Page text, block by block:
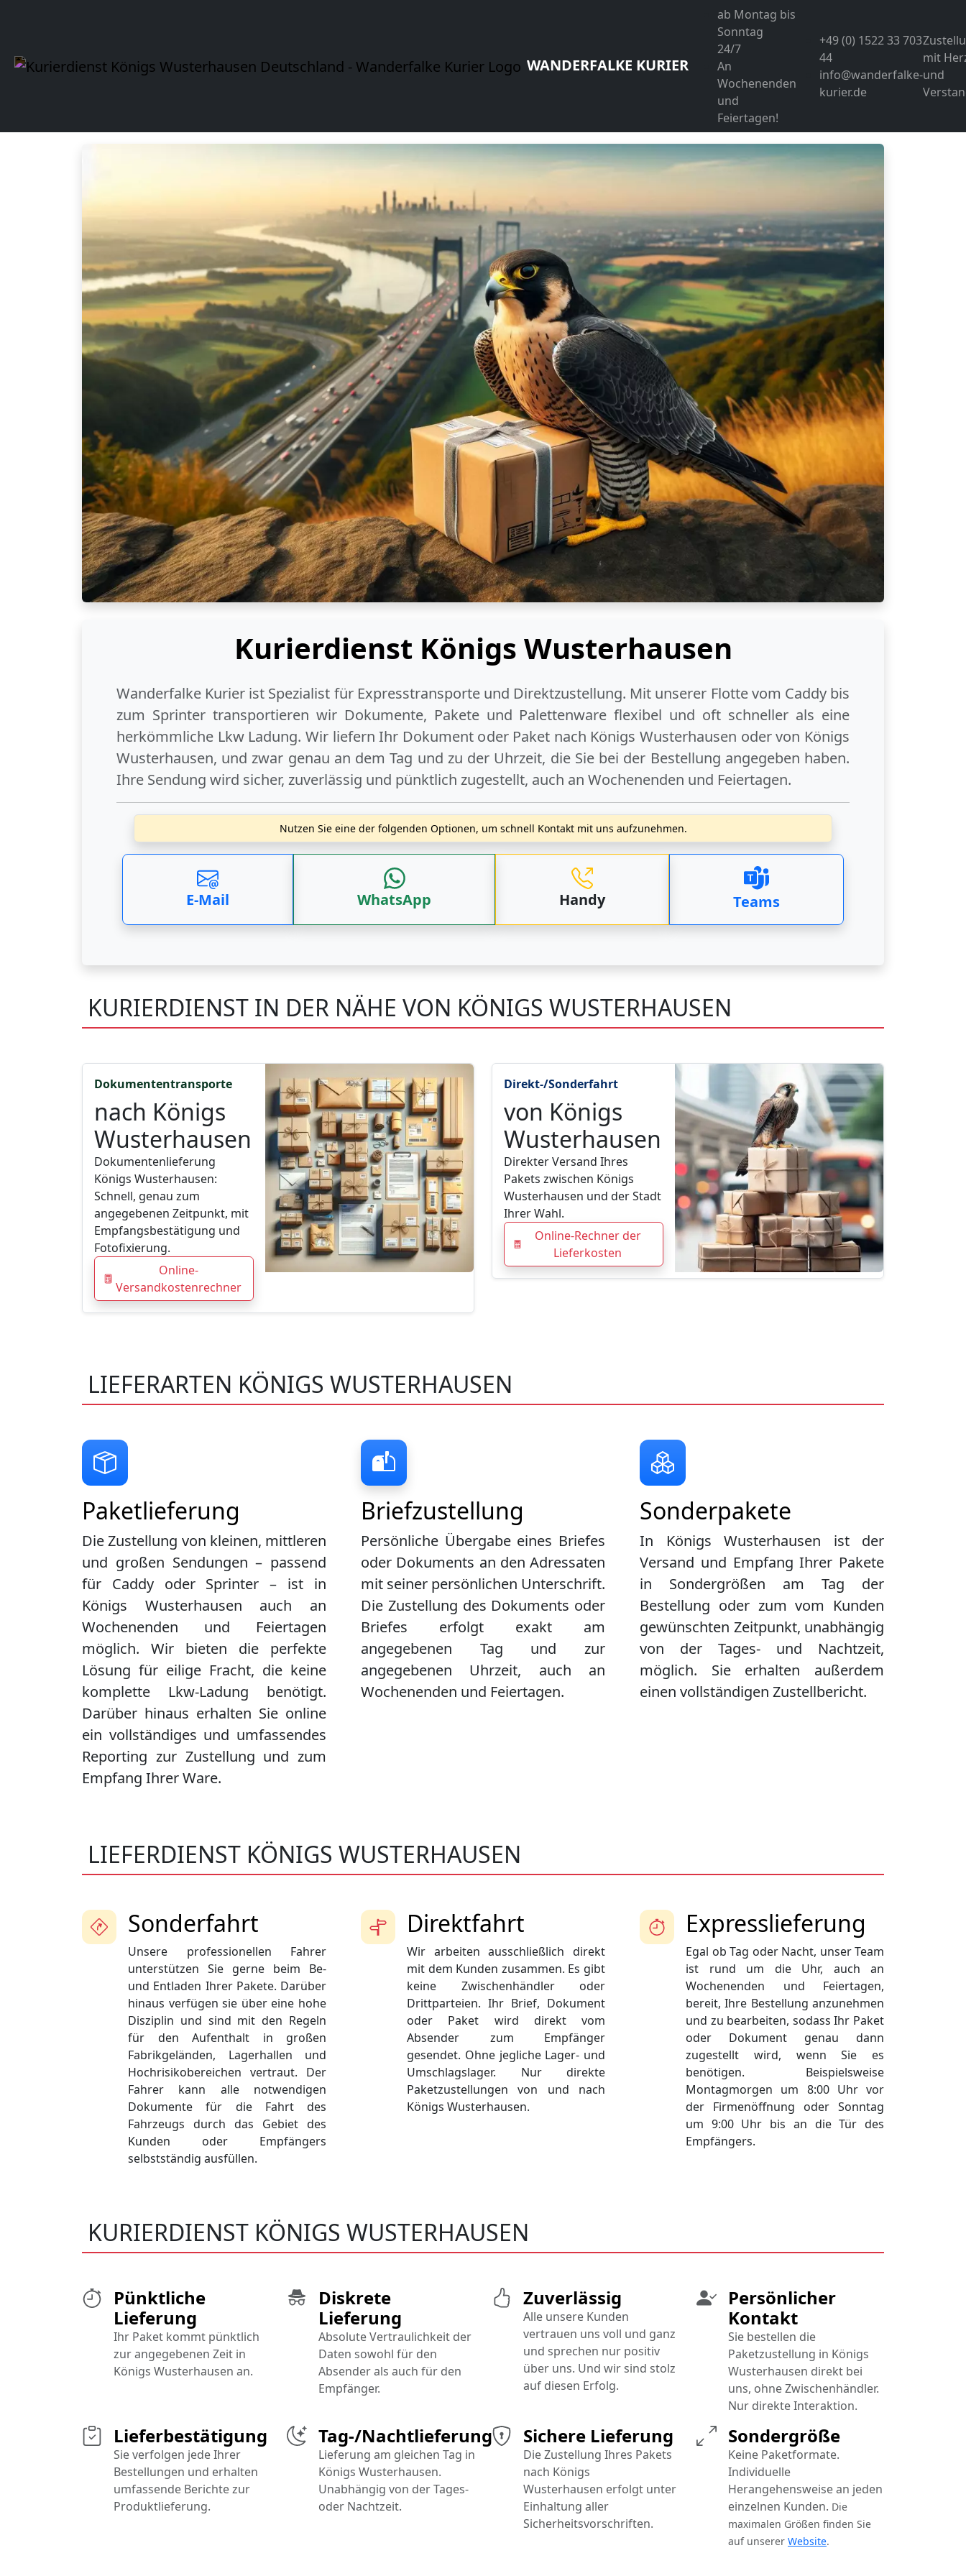
WANDERFALKE KURIER
ab Montag bis
Sonntag
24/7
An
Wochenenden
und
Feiertagen!
+49 (0) 1522 33 703
44
info@wanderfalke-
kurier.de
mit
und
Kurierdienst Königs Wusterhausen
Wanderfalke Kurier ist Spezialist für Expresstransporte und Direktzustellung. Mit unserer Flotte vom Caddy bis
zum Sprinter transportieren wir Dokumente, Pakete und Palettenware flexibel und oft schneller als eine
herkömmliche Lkw Ladung. Wir liefern Ihr Dokument oder Paket nach Königs Wusterhausen odervon Königs
Wusterhausen, und zwar genau an dem Tag und zu der Uhrzeit, die Sie bei der Bestellung angegeben haben.
Ihre Sendung wird sicher, zuverlässig und pünktlich zugestellt, auch an Wochenenden und Feiertagen.
Nutzen Sie eine der folgenden Optionen, um schnell Kontakt mit uns aufzunehmen.
E-Mail WhatsApp Handy Teams
KURIERDIENST IN DER NÄHE VON KÖNIGS WUSTERHAUSEN
Direkt-/Sonderfahrt
von Königs
Wusterhausen
Direkter Versand Ihres
Pakets zwischen Königs
Wusterhausen und der Stadt
Ihrer Wahl.
Online-Rechner der
Lieferkosten
Dokumententransporte
nach Königs
Wusterhausen
Dokumentenlieferung
Königs Wusterhausen:
Schnell, genau zum
angegebenen Zeitpunkt, mit
Empfangsbestätigung und
Fotofixierung.
Online-
Versandkostenrechner
LIEFERARTEN KÖNIGS WUSTERHAUSEN
Briefzustellung
Persönliche Übergabe eines Briefes
oder Dokuments an den Adressaten
mit seiner persönlichen Unterschrift.
Die Zustellung des Dokuments oder
Briefes erfolgt exakt am
angegebenen Tag und zur
angegebenen Uhrzeit, auch an
Wochenenden und Feiertagen.
Paketlieferung
Die Zustellung von kleinen, mittleren
und großen Sendungen – passend
für Caddy oder Sprinter – ist in
Königs Wusterhausen auch an
Wochenenden und Feiertagen
möglich. Wir bieten die perfekte
Lösung für eilige Fracht, die keine
komplette Lkw-Ladung benötigt.
Darüber hinaus erhalten Sie online
ein vollständiges und umfassendes
Reporting zur Zustellung und zum
Empfang Ihrer Ware.
Sonderpakete
In Königs Wusterhausen ist der
Versand und Empfang Ihrer Pakete
in Sondergrößen am Tag der
Bestellung oder zum vom Kunden
gewünschten Zeitpunkt, unabhängig
von der Tages- und Nachtzeit,
möglich. Sie erhalten außerdem
einen vollständigen Zustellbericht.
LIEFERDIENST KÖNIGS WUSTERHAUSEN
Sonderfahrt
Unsere professionellen Fahrer
unterstützen Sie gerne beim Be-
und Entladen Ihrer Pakete. Darüber
hinaus verfügen sie über eine hohe
Disziplin und sind mit den Regeln
für den Aufenthalt in großen
Fabrikgeländen, Lagerhallen und
Hochrisikobereichen vertraut. Der
Fahrer kann alle notwendigen
Dokumente für die Fahrt des
Fahrzeugs durch das Gebiet des
Kunden oder Empfängers
selbstständig ausfüllen.
Direktfahrt
Wir arbeiten ausschließlich direkt
mit dem Kunden zusammen. Es gibt
keine Zwischenhändler oder
Drittparteien. Ihr Brief, Dokument
oder Paket wird direkt vom
Absender zum Empfänger
gesendet. Ohne jegliche Lager- und
Umschlagslager. Nur direkte
Paketzustellungen von und nach
Königs Wusterhausen.
Expresslieferung
Egal ob Tag oder Nacht, unser Team
ist rund um die Uhr, auch an
Wochenenden und Feiertagen,
bereit, Ihre Bestellung anzunehmen
und zu bearbeiten, sodass Ihr Paket
oder Dokument genau dann
zugestellt wird, wenn Sie es
benötigen. Beispielsweise
Montagmorgen um 8:00 Uhr vor
der Firmenöffnung oder Sonntag
um 9:00 Uhr bis an die Tür des
Empfängers.
KURIERDIENST KÖNIGS WUSTERHAUSEN
Pünktliche
Lieferung
Ihr Paket kommt pünktlich
zur angegebenen Zeit in
Königs Wusterhausen an.
Sichere Lieferung
Die Zustellung Ihres Pakets
nach Königs
Wusterhausen erfolgt unter
Einhaltung aller
Sicherheitsvorschriften.
Diskrete
Lieferung
Absolute Vertraulichkeit der
Daten sowohl für den
Absender als auch für den
Empfänger.
Tag-/Nachtlieferung
Lieferung am gleichen Tag in
Königs Wusterhausen.
Unabhängig von der Tages-
oder Nachtzeit.
Persönlicher
Kontakt
Sie bestellen die
Paketzustellung in Königs
Wusterhausen direkt bei
uns, ohne Zwischenhändler.
Nur direkte Interaktion.
Sondergröße
Keine Paketformate.
Individuelle
Herangehensweise an jeden
einzelnen Kunden. Die
maximalen Größen finden Sie
auf unserer Website.
Lieferbestätigung
Sie verfolgen jede Ihrer
Bestellungen und erhalten
umfassende Berichte zur
Produktlieferung.
Zuverlässig
Alle unsere Kunden
vertrauen uns voll und ganz
und sprechen nur positiv
über uns. Und wir sind stolz
auf diesen Erfolg.